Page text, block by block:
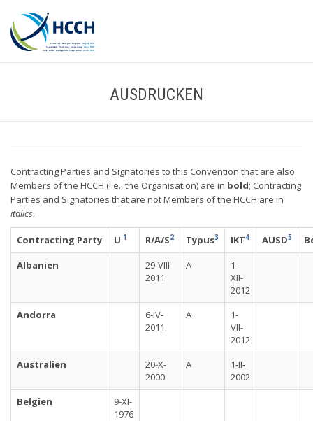
AUSDRUCKEN
Contracting Parties and Signatories to this Convention that are also
Members of the HCCH (i.e., the Organisation) are in bold; Contracting
Parties and Signatories that are not Members of the HCCH are in
italics.
Contracting Party U 1 R/A/S2 Typus3 IKT4 AUSD5
Albanien
29-VIII-
2011
A
1-
XII-
2012
Andorra
6-IV-
2011
A
1-
VII-
2012
Australien
20-X-
2000
A
1-II-
2002
Belgien
9-XI-
1976